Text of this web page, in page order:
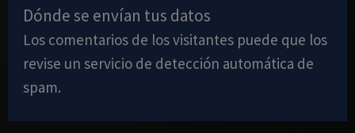
Dónde se envían tus datos
Los comentarios de los visitantes puede que los
revise un servicio de detección automática de
spam.